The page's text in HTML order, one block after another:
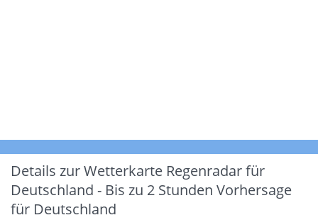
Details zur Wetterkarte Regenradar für
Deutschland - Bis zu 2 Stunden Vorhersage
für Deutschland